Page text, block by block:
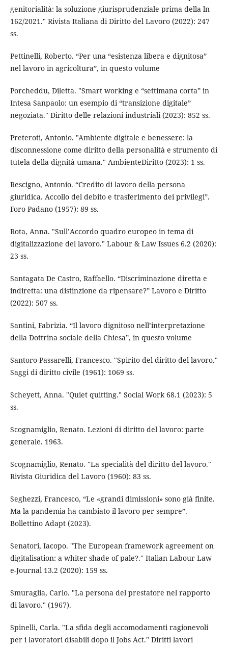
genitorialità: la soluzione giurisprudenziale prima della ln
162/2021." Rivista Italiana di Diritto del Lavoro (2022): 247
ss.
Pettinelli, Roberto. “Per una “esistenza libera e dignitosa”
nel lavoro in agricoltura”, in questo volume
Porcheddu, Diletta. "Smart working e “settimana corta” in
Intesa Sanpaolo: un esempio di “transizione digitale”
negoziata." Diritto delle relazioni industriali (2023): 852 ss.
Preteroti, Antonio. "Ambiente digitale e benessere: la
disconnessione come diritto della personalità e strumento di
tutela della dignità umana." AmbienteDiritto (2023): 1 ss.
Rescigno, Antonio. “Credito di lavoro della persona
giuridica. Accollo del debito e trasferimento dei privilegi”.
Foro Padano (1957): 89 ss.
Rota, Anna. "Sull’Accordo quadro europeo in tema di
digitalizzazione del lavoro." Labour & Law Issues 6.2 (2020):
23 ss.
Santagata De Castro, Raffaello. “Discriminazione diretta e
indiretta: una distinzione da ripensare?” Lavoro e Diritto
(2022): 507 ss.
Santini, Fabrizia. “Il lavoro dignitoso nell’interpretazione
della Dottrina sociale della Chiesa”, in questo volume
Santoro-Passarelli, Francesco. "Spirito del diritto del lavoro."
Saggi di diritto civile (1961): 1069 ss.
Scheyett, Anna. "Quiet quitting." Social Work 68.1 (2023): 5
ss.
Scognamiglio, Renato. Lezioni di diritto del lavoro: parte
generale. 1963.
Scognamiglio, Renato. "La specialità del diritto del lavoro."
Rivista Giuridica del Lavoro (1960): 83 ss.
Seghezzi, Francesco, “Le «grandi dimissioni» sono già finite.
Ma la pandemia ha cambiato il lavoro per sempre”.
Bollettino Adapt (2023).
Senatori, Iacopo. "The European framework agreement on
digitalisation: a whiter shade of pale?." Italian Labour Law
e-Journal 13.2 (2020): 159 ss.
Smuraglia, Carlo. "La persona del prestatore nel rapporto
di lavoro." (1967).
Spinelli, Carla. "La sfida degli accomodamenti ragionevoli
per i lavoratori disabili dopo il Jobs Act." Diritti lavori